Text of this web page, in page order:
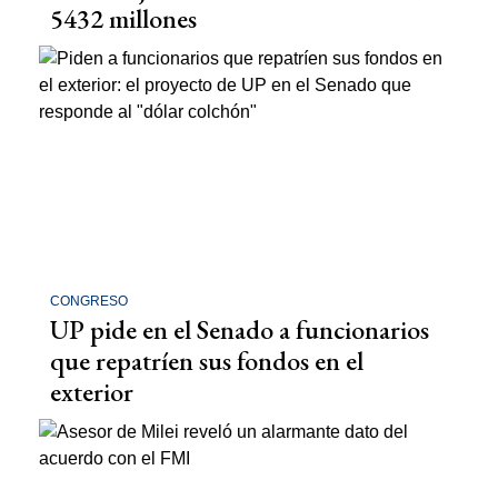
5432 millones
CONGRESO
UP pide en el Senado a funcionarios
que repatríen sus fondos en el
exterior